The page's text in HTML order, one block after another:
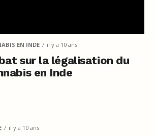
EN INDE il y a 10 ans
sur la légalisation du
en Inde
il y a 10 ans